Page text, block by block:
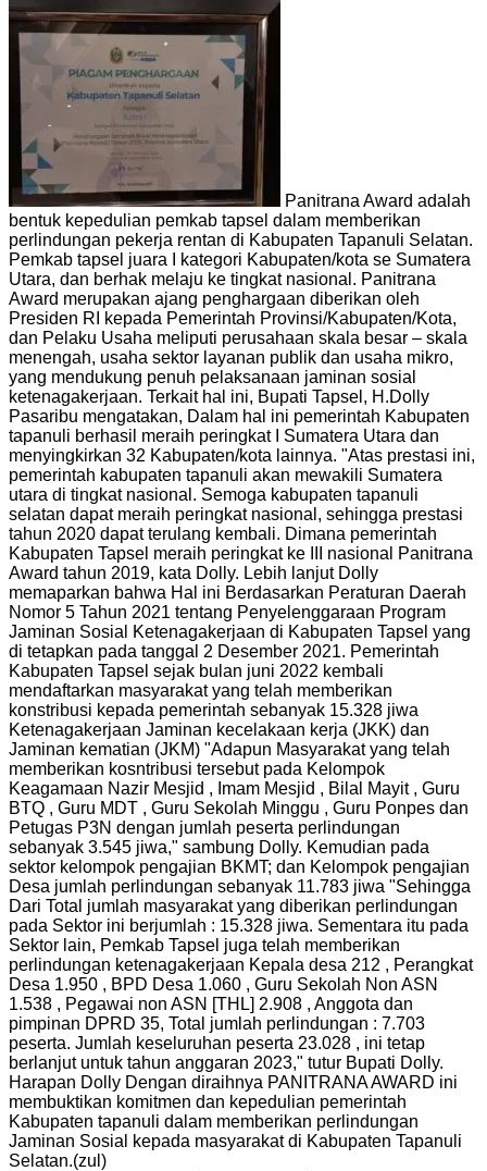
Panitrana Award adalah
bentuk kepedulian pemkab tapsel dalam memberikan
perlindungan pekerja rentan di Kabupaten Tapanuli Selatan.
Pemkab tapsel juara I kategori Kabupaten/kota se Sumatera
Utara, dan berhak melaju ke tingkat nasional. Panitrana
Award merupakan ajang penghargaan diberikan oleh
Presiden RI kepada Pemerintah Provinsi/Kabupaten/Kota,
dan Pelaku Usaha meliputi perusahaan skala besar – skala
menengah, usaha sektor layanan publik dan usaha mikro,
yang mendukung penuh pelaksanaan jaminan sosial
ketenagakerjaan. Terkait hal ini, Bupati Tapsel, H.Dolly
Pasaribu mengatakan, Dalam hal ini pemerintah Kabupaten
tapanuli berhasil meraih peringkat I Sumatera Utara dan
menyingkirkan 32 Kabupaten/kota lainnya. "Atas prestasi ini,
pemerintah kabupaten tapanuli akan mewakili Sumatera
utara di tingkat nasional. Semoga kabupaten tapanuli
selatan dapat meraih peringkat nasional, sehingga prestasi
tahun 2020 dapat terulang kembali. Dimana pemerintah
Kabupaten Tapsel meraih peringkat ke III nasional Panitrana
Award tahun 2019, kata Dolly. Lebih lanjut Dolly
memaparkan bahwa Hal ini Berdasarkan Peraturan Daerah
Nomor 5 Tahun 2021 tentang Penyelenggaraan Program
Jaminan Sosial Ketenagakerjaan di Kabupaten Tapsel yang
di tetapkan pada tanggal 2 Desember 2021. Pemerintah
Kabupaten Tapsel sejak bulan juni 2022 kembali
mendaftarkan masyarakat yang telah memberikan
konstribusi kepada pemerintah sebanyak 15.328 jiwa
Ketenagakerjaan Jaminan kecelakaan kerja (JKK) dan
Jaminan kematian (JKM) "Adapun Masyarakat yang telah
memberikan kosntribusi tersebut pada Kelompok
Keagamaan Nazir Mesjid , Imam Mesjid , Bilal Mayit , Guru
BTQ , Guru MDT , Guru Sekolah Minggu , Guru Ponpes dan
Petugas P3N dengan jumlah peserta perlindungan
sebanyak 3.545 jiwa," sambung Dolly. Kemudian pada
sektor kelompok pengajian BKMT; dan Kelompok pengajian
Desa jumlah perlindungan sebanyak 11.783 jiwa "Sehingga
Dari Total jumlah masyarakat yang diberikan perlindungan
pada Sektor ini berjumlah : 15.328 jiwa. Sementara itu pada
Sektor lain, Pemkab Tapsel juga telah memberikan
perlindungan ketenagakerjaan Kepala desa 212 , Perangkat
Desa 1.950 , BPD Desa 1.060 , Guru Sekolah Non ASN
1.538 , Pegawai non ASN [THL] 2.908 , Anggota dan
pimpinan DPRD 35, Total jumlah perlindungan : 7.703
peserta. Jumlah keseluruhan peserta 23.028 , ini tetap
berlanjut untuk tahun anggaran 2023," tutur Bupati Dolly.
Harapan Dolly Dengan diraihnya PANITRANA AWARD ini
membuktikan komitmen dan kepedulian pemerintah
Kabupaten tapanuli dalam memberikan perlindungan
Jaminan Sosial kepada masyarakat di Kabupaten Tapanuli
Selatan.(zul)